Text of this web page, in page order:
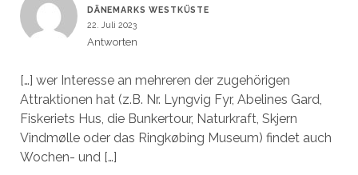
DÄNEMARKS WESTKÜSTE
22. Juli 2023
Antworten
[…] wer Interesse an mehreren der zugehörigen
Attraktionen hat (z.B. Nr. Lyngvig Fyr, Abelines Gard,
Fiskeriets Hus, die Bunkertour, Naturkraft, Skjern
Vindmølle oder das Ringkøbing Museum) findet auch
Wochen- und […]